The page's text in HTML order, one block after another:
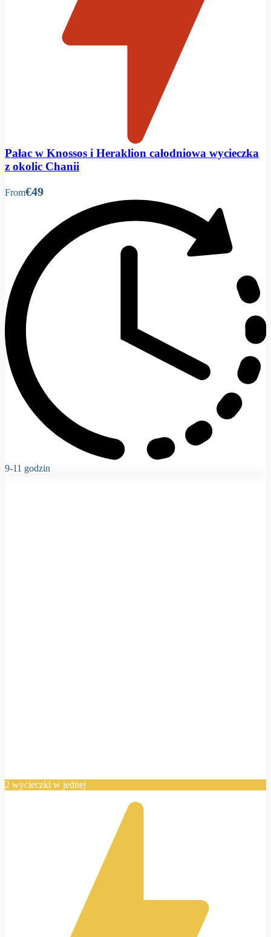
Pałac w Knossos i Heraklion całodniowa wycieczka
z okolic Chanii
From€49
9-11 godzin
2 wycieczki w jednej